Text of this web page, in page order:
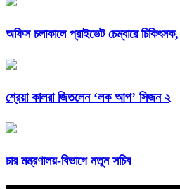
অফিস চলাকালে প্রাইভেট চেম্বারে চিকিৎসক,
শ্রেয়া কালরা জিতলেন ‘লক আপ’ সিজন ২
চার মন্ত্রণালয়-বিভাগে নতুন সচিব